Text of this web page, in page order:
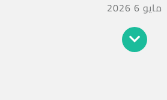
مايو 6 2026